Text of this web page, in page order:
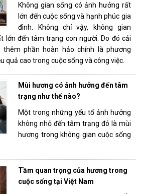
Không gian sống có ảnh hưởng rất
lớn đến cuộc sống và hạnh phúc gia
đình. Không chỉ vậy, không gian
lớn đến tâm trạng con người. Do đó cải
thêm phần hoàn hảo chính là phương
quả cao trong cuộc sống và công việc.
Mùi hương có ảnh hưởng đến tâm
trạng như thế nào?
Một trong những yếu tố ảnh hưởng
không nhỏ đến tâm trạng đó là mùi
hương trong không gian cuộc sống
Tầm quan trọng của hương trong
cuộc sống tại Việt Nam